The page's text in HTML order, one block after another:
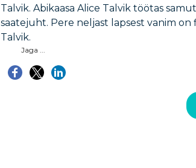
Talvik. Abikaasa Alice Talvik töötas
saatejuht. Pere neljast lapsest vanim
Talvik.
Jaga ...